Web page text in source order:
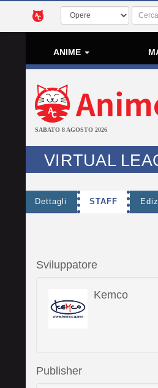
ANIME
SABATO 8 AGOSTO 2026
VIRTUAL
Dettagli STAFF
Sviluppatore
Kemco
Publisher